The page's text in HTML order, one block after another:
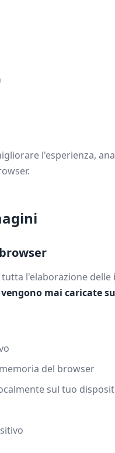
l'esperienza,
tutta l'elaborazione delle
mai caricate
del browser
sul tuo